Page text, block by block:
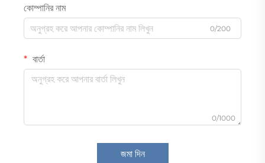
কোম্পানির নাম
0/200
বার্তা
0/1000
জমা দিন